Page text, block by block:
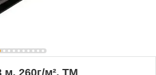
м, 260г/м². ТМ